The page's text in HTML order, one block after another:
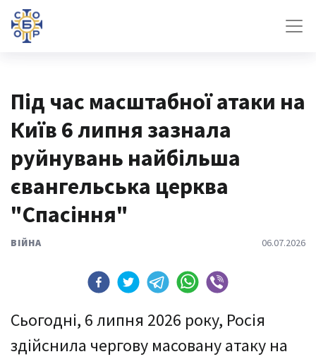
Під час масштабної атаки на
Київ 6 липня зазнала
руйнувань найбільша
євангельська церква
"Спасіння"
ВІЙНА 06.07.2026
Сьогодні, 6 липня 2026 року, Росія
здійснила чергову масовану атаку на